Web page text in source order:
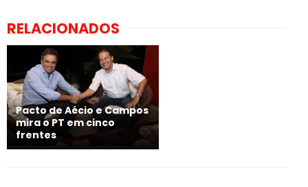
RELACIONADOS
Pacto de Aécio e Campos
mira o PT em cinco
frentes